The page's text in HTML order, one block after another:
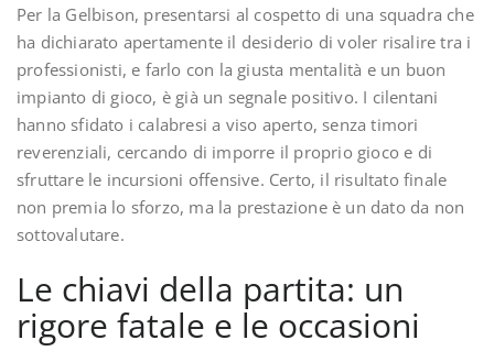
Per la Gelbison, presentarsi al cospetto di una squadra che
ha dichiarato apertamente il desiderio di voler risalire tra i
professionisti, e farlo con la giusta mentalità e un buon
impianto di gioco, è già un segnale positivo. I cilentani
hanno sfidato i calabresi a viso aperto, senza timori
reverenziali, cercando di imporre il proprio gioco e di
sfruttare le incursioni offensive. Certo, il risultato finale
non premia lo sforzo, ma la prestazione è un dato da non
sottovalutare.
Le chiavi della partita: un
rigore fatale e le occasioni